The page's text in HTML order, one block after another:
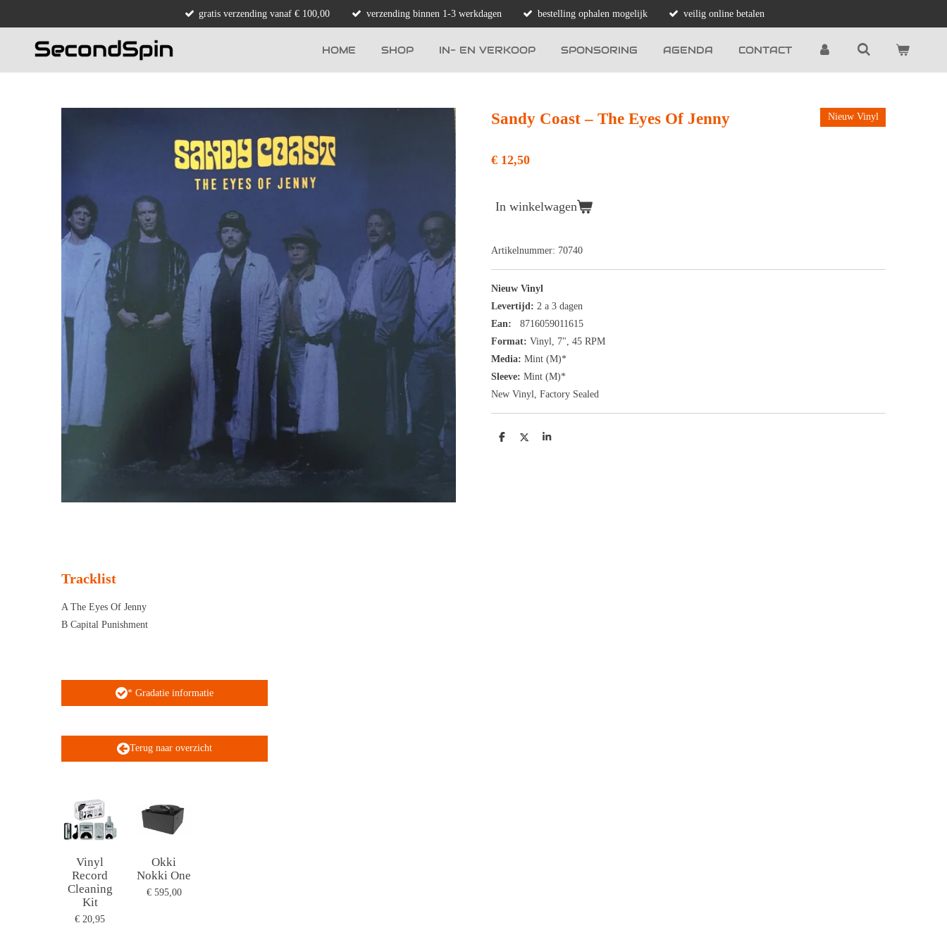
gratis verzending vanaf € 100,00 verzending binnen 1-3 werkdagen bestelling ophalen mogelijk veilig online betalen
HOME SHOP IN- EN VERKOOP SPONSORING AGENDA CONTACT
Sandy Coast – The Eyes Of Jenny Nieuw Vinyl
€ 12,50
In winkelwagen
Artikelnummer: 70740
Nieuw Vinyl
Levertijd: 2 a 3 dagen
Ean:
8716059011615
Format: Vinyl, 7", 45 RPM
Media: Mint (M)*
Sleeve: Mint (M)*
New Vinyl, Factory Sealed
D
D
S
Tracklist
A The Eyes Of Jenny
B Capital Punishment
* Gradatie informatie
Terug naar overzicht
Vinyl
Record
Cleaning
Kit
€ 20,95
Okki
Nokki One
€ 595,00